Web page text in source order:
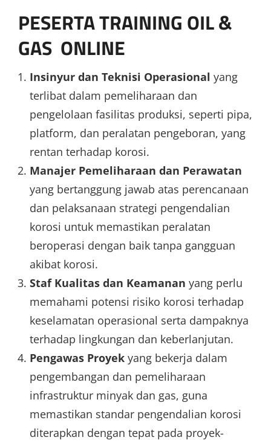
PESERTA TRAINING OIL &
GAS ONLINE
Insinyur dan Teknisi Operasional yang
terlibat dalam pemeliharaan dan
pengelolaan fasilitas produksi, seperti pipa,
platform, dan peralatan pengeboran, yang
rentan terhadap korosi.
Manajer Pemeliharaan dan Perawatan
yang bertanggung jawab atas perencanaan
dan pelaksanaan strategi pengendalian
korosi untuk memastikan peralatan
beroperasi dengan baik tanpa gangguan
akibat korosi.
Staf Kualitas dan Keamanan yang perlu
memahami potensi risiko korosi terhadap
keselamatan operasional serta dampaknya
terhadap lingkungan dan keberlanjutan.
Pengawas Proyekyang bekerja dalam
pengembangan dan pemeliharaan
infrastruktur minyak dan gas, guna
memastikan standar pengendalian korosi
diterapkan dengan tepat pada proyek-